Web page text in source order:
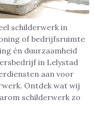
schilderwerk in
of bedrijfsruimte
én duurzaamheid
in Lelystad
aan voor
Ontdek wat wij
schilderwerk zo